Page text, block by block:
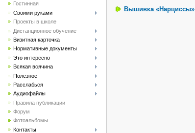
Гостинная
Своими руками
Проекты в школе
Дистанционное обучение
Визитная карточка
Нормативные документы
Это интересно
Всякая всячина
Полезное
Расслабься
Аудиофайлы
Правила публикации
Форум
Фотоальбомы
Контакты
Вышивка «Нарциссы»